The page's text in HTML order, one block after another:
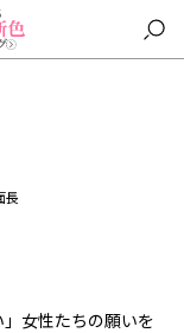
長
」女性たちの願いを